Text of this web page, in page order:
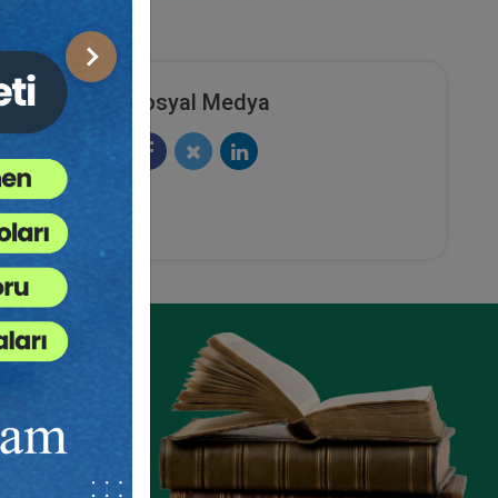
Sonraki
Ekle
Şirketler Hukuku - 2 - II. Ticaret
Hukuku Kongresi - VII. Oturum
Video Kaydı
360
Tüketici Hukuku Enstitüsü
Sosyal Medya